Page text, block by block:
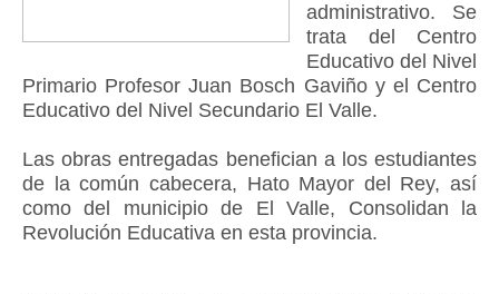
administrativo. Se
trata del Centro
Educativo del Nivel
Primario Profesor Juan Bosch Gaviño y el Centro
Educativo del Nivel Secundario El Valle.
Las obras entregadas benefician a los estudiantes
de la común cabecera, Hato Mayor del Rey, así
como del municipio de El Valle, Consolidan la
Revolución Educativa en esta provincia.